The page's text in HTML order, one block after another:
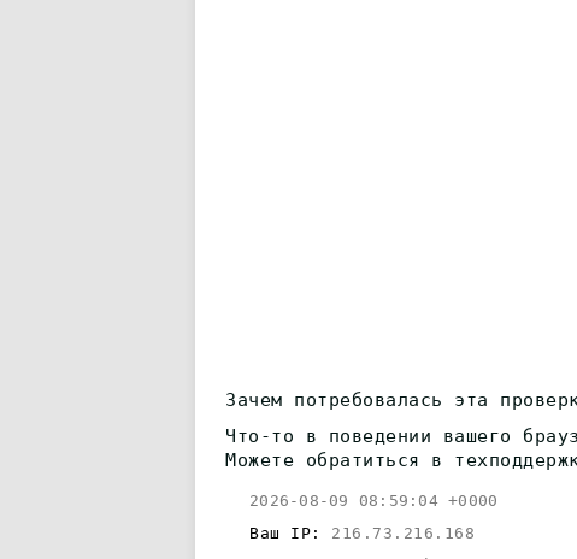
Зачем потребовалась эта
Что-то в поведении вашего
Можете обратиться в
2026-08-09 08:59:04 +0000
Ваш IP: 216.73.216.168